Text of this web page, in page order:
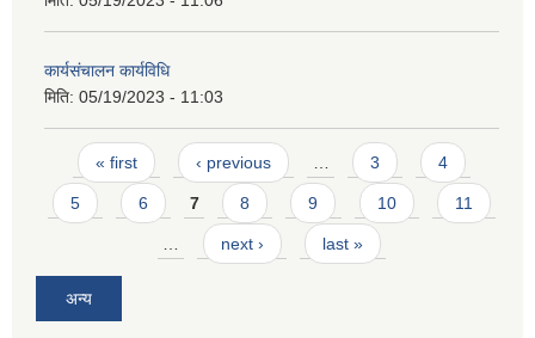
कार्यसंचालन कार्यविधि
मिति: 05/19/2023 - 11:03
Pages
« first ‹ previous 3 4
5 6 7 8 9 10 11
next › last »
अन्य